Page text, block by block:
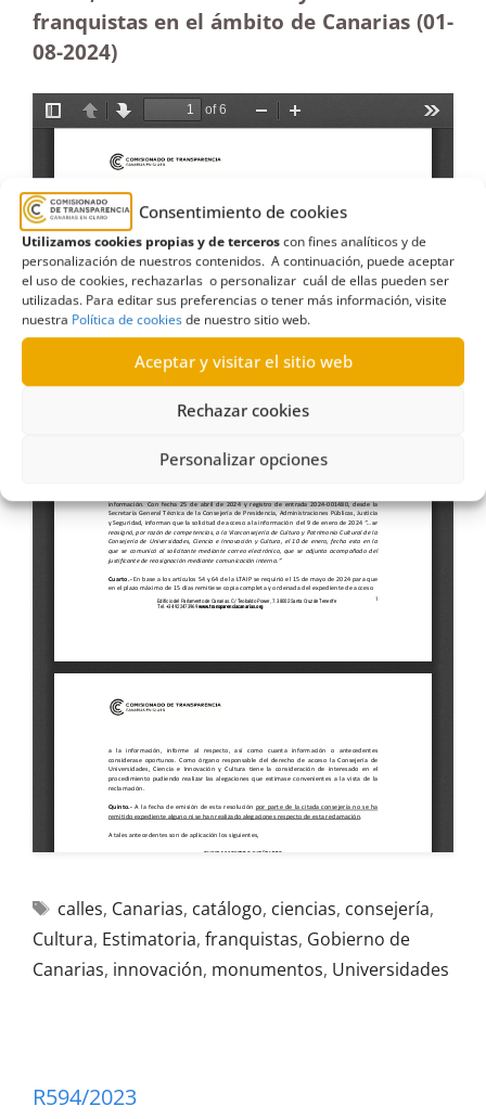
Consentimiento de cookies
Utilizamos cookies propias y de terceroscon fines analíticos y de
personalización de nuestros contenidos. A continuación, puede aceptar
el uso de cookies, rechazarlas o personalizar cuál de ellas pueden ser
utilizadas. Para editar sus preferencias o tener más información, visite
nuestra Política de cookiesde nuestro sitio web.
Aceptar y visitar el sitio web
Rechazar cookies
Personalizar opciones
franquistas en el ámbito de Canarias (01-
08-2024)
calles, Canarias, catálogo, ciencias, consejería,
Cultura, Estimatoria, franquistas, Gobierno de
Canarias, innovación, monumentos, Universidades
R594/2023